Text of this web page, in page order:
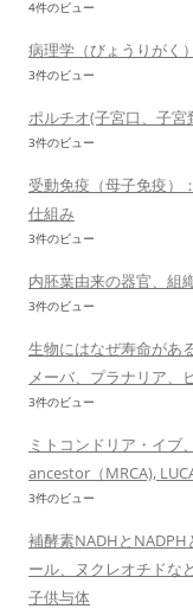
4件のビュー
病理学（びょうりがく
3件のビュー
ポルチオ(子宮口、子宮
3件のビュー
受動免疫（母子免疫）
仕組み
3件のビュー
内胚葉由来の器官、組
3件のビュー
生物にはなぜ寿命があ
メーバ、プラナリア、
3件のビュー
ミトコンドリア・イ
ancestor（MRCA),
3件のビュー
補酵素NADHと
ール、ヌクレオチドな
子供与体